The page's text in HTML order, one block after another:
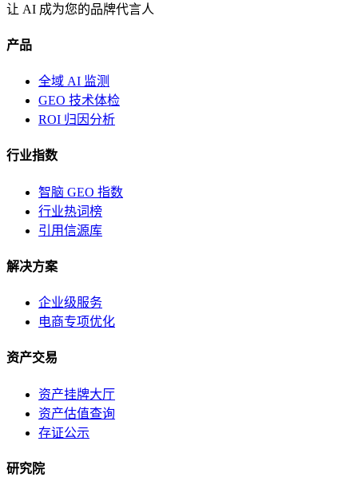
让 AI 成为您的品牌代言人
产品
全域 AI 监测
GEO 技术体检
ROI 归因分析
行业指数
智脑 GEO 指数
行业热词榜
引用信源库
解决方案
企业级服务
电商专项优化
资产交易
资产挂牌大厅
资产估值查询
存证公示
研究院